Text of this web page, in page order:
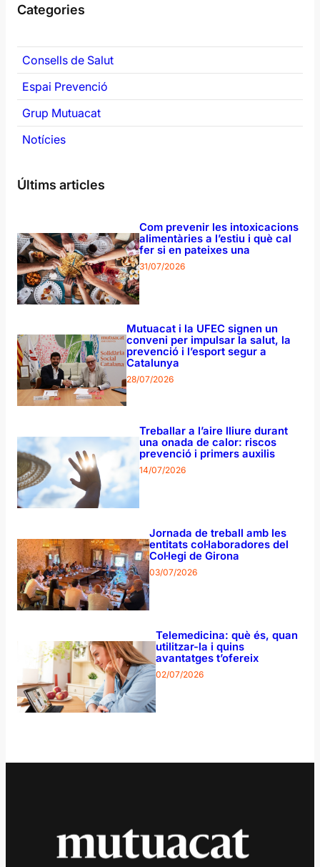
Categories
Consells de Salut
Espai Prevenció
Grup Mutuacat
Notícies
Últims articles
Com prevenir les intoxicacions
alimentàries a l’estiu i què cal
fer si en pateixes una
31/07/2026
Mutuacat i la UFEC signen un
conveni per impulsar la salut, la
prevenció i l’esport segur a
Catalunya
28/07/2026
Treballar a l’aire lliure durant
una onada de calor: riscos
prevenció i primers auxilis
14/07/2026
Jornada de treball amb les
entitats col·laboradores del
Col·legi de Girona
03/07/2026
Telemedicina: què és, quan
utilitzar-la i quins
avantatges t’ofereix
02/07/2026